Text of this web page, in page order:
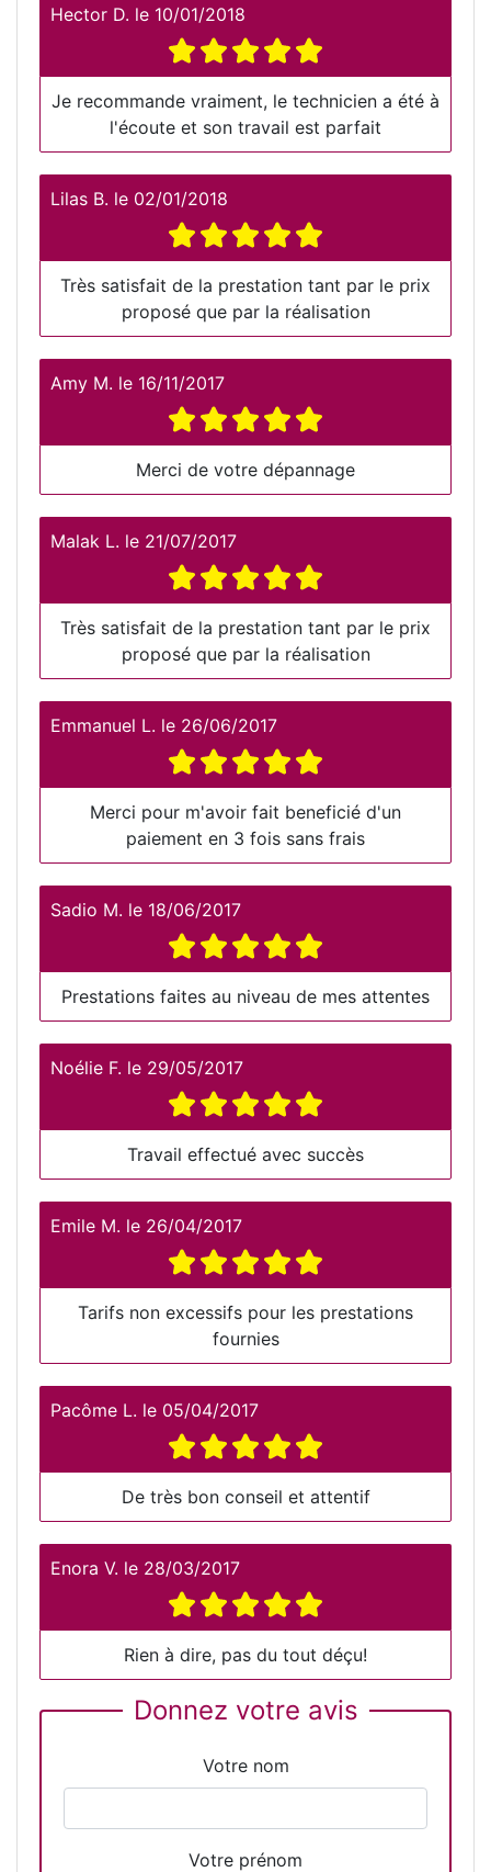
Hector D. le 10/01/2018
Je recommande vraiment, le technicien a été à
l'écoute et son travail est parfait
Lilas B. le 02/01/2018
Très satisfait de la prestation tant par le prix
proposé que par la réalisation
Amy M. le 16/11/2017
Merci de votre dépannage
Malak L. le 21/07/2017
Très satisfait de la prestation tant par le prix
proposé que par la réalisation
Emmanuel L. le 26/06/2017
Merci pour m'avoir fait beneficié d'un
paiement en 3 fois sans frais
Sadio M. le 18/06/2017
Prestations faites au niveau de mes attentes
Noélie F. le 29/05/2017
Travail effectué avec succès
Emile M. le 26/04/2017
Tarifs non excessifs pour les prestations
fournies
Pacôme L. le 05/04/2017
De très bon conseil et attentif
Enora V. le 28/03/2017
Rien à dire, pas du tout déçu!
Donnez votre avis
Votre nom
Votre prénom